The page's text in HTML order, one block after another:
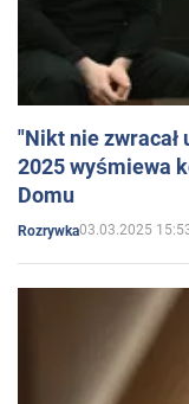
"Nikt nie zwracał
2025 wyśmiewa
Domu
Rozrywka03.03.2025